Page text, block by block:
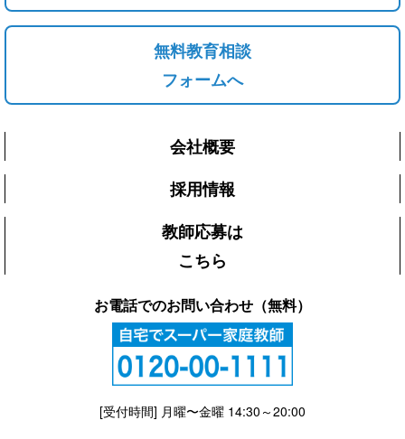
無料教育相談
フォームへ
会社概要
採用情報
教師応募は
こちら
お電話でのお問い合わせ（無料）
[受付時間] 月曜〜金曜 14:30～20:00